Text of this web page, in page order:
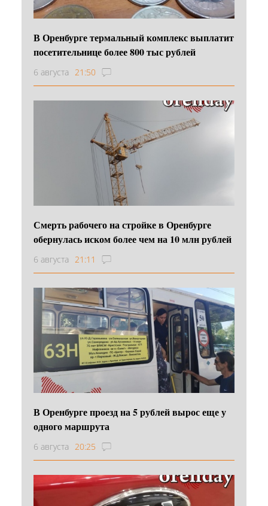
В Оренбурге термальный комплекс выплатит
посетительнице более 800 тыс рублей
6 августа 21:50
Смерть рабочего на стройке в Оренбурге
обернулась иском более чем на 10 млн рублей
6 августа 21:11
В Оренбурге проезд на 5 рублей вырос еще у
одного маршрута
6 августа 20:25